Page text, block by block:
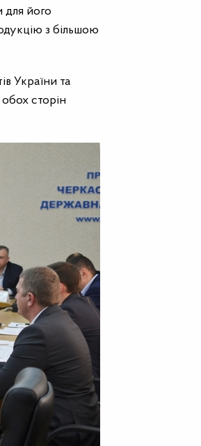
для його
з більшою
України та
сторін